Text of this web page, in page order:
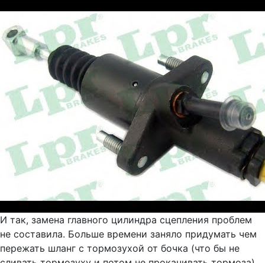
И так, замена главного цилиндра сцепления проблем
не составила. Больше времени заняло придумать чем
пережать шланг с тормозухой от бочка (что бы не